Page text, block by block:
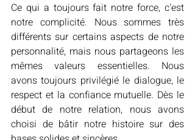
Ce qui a toujours fait notre force, c'est
notre complicité. Nous sommes très
différents sur certains aspects de notre
personnalité, mais nous partageons les
mêmes valeurs essentielles. Nous
avons toujours privilégié le dialogue, le
respect et la confiance mutuelle. Dès le
début de notre relation, nous avons
choisi de bâtir notre histoire sur des